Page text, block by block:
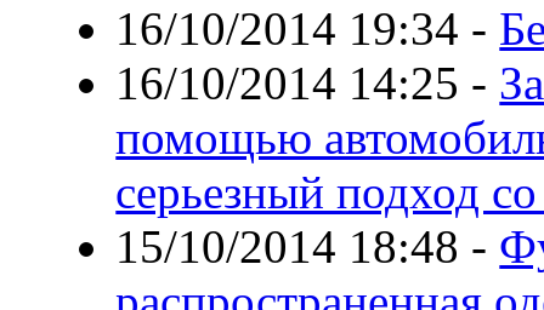
16/10/2014 19:34 -
16/10/2014 14:25 -
помощью
серьезный подход
15/10/2014 18:48 -